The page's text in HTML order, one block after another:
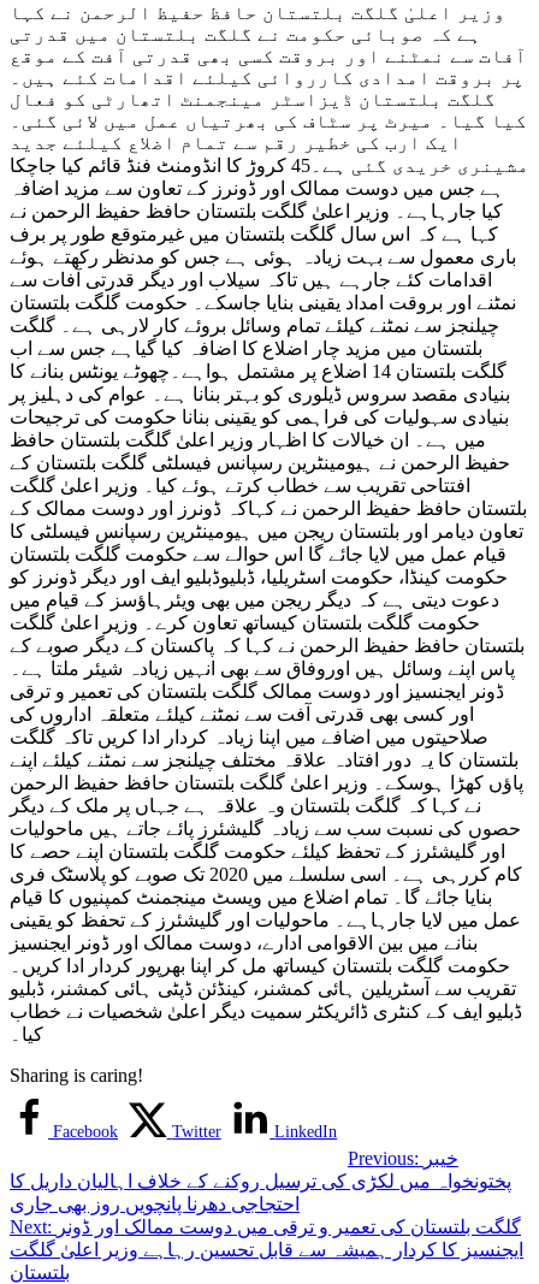
وزیر اعلیٰ گلگت بلتستان حافظ حفیظ الرحمن نے کہا
ہے کہ صوبائی حکومت نے گلگت بلتستان میں قدرتی
آفات سے نمٹنے اور بروقت کسی بھی قدرتی آفت کے موقع
پر بروقت امدادی کارروائی کیلئے اقدامات کئے ہیں۔
گلگت بلتستان ڈیزاسٹر مینجمنٹ اتھارٹی کو فعال
کیا گیا۔ میرٹ پر سٹاف کی بھرتیاں عمل میں لائی گئی۔
ایک ارب کی خطیر رقم سے تمام اضلاع کیلئے جدید
مشینری خریدی گئی ہے۔45 کروڑ کا انڈومنٹ فنڈ قائم کیا جاچکا
ہے جس میں دوست ممالک اور ڈونرز کے تعاون سے مزید اضافہ
کیا جارہاہے۔ وزیر اعلیٰ گلگت بلتستان حافظ حفیظ الرحمن نے
کہا ہے کہ اس سال گلگت بلتستان میں غیرمتوقع طور پر برف
باری معمول سے بہت زیادہ ہوئی ہے جس کو مدنظر رکھتے ہوئے
اقدامات کئے جارہے ہیں تاکہ سیلاب اور دیگر قدرتی آفات سے
نمٹنے اور بروقت امداد یقینی بنایا جاسکے۔ حکومت گلگت بلتستان
چیلنجز سے نمٹنے کیلئے تمام وسائل بروئے کار لارہی ہے۔ گلگت
بلتستان میں مزید چار اضلاع کا اضافہ کیا گیاہے جس سے اب
گلگت بلتستان 14 اضلاع پر مشتمل ہواہے۔چھوٹے یونٹس بنانے کا
بنیادی مقصد سروس ڈیلوری کو بہتر بنانا ہے۔ عوام کی دہلیز پر
بنیادی سہولیات کی فراہمی کو یقینی بنانا حکومت کی ترجیحات
میں ہے۔ ان خیالات کا اظہار وزیر اعلیٰ گلگت بلتستان حافظ
حفیظ الرحمن نے ہیومینٹرین رسپانس فیسلٹی گلگت بلتستان کے
افتتاحی تقریب سے خطاب کرتے ہوئے کیا۔ وزیر اعلیٰ گلگت
بلتستان حافظ حفیظ الرحمن نے کہاکہ ڈونرز اور دوست ممالک کے
تعاون دیامر اور بلتستان ریجن میں ہیومینٹرین رسپانس فیسلٹی کا
قیام عمل میں لایا جائے گا اس حوالے سے حکومت گلگت بلتستان
حکومت کینڈا، حکومت اسٹریلیا، ڈبلیوڈبلیو ایف اور دیگر ڈونرز کو
دعوت دیتی ہے کہ دیگر ریجن میں بھی ویئرہاؤسز کے قیام میں
حکومت گلگت بلتستان کیساتھ تعاون کرے۔ وزیر اعلیٰ گلگت
بلتستان حافظ حفیظ الرحمن نے کہا کہ پاکستان کے دیگر صوبے کے
پاس اپنے وسائل ہیں اوروفاق سے بھی انہیں زیادہ شیئر ملتا ہے۔
ڈونر ایجنسیز اور دوست ممالک گلگت بلتستان کی تعمیر و ترقی
اور کسی بھی قدرتی آفت سے نمٹنے کیلئے متعلقہ اداروں کی
صلاحیتوں میں اضافے میں اپنا زیادہ کردار ادا کریں تاکہ گلگت
بلتستان کا یہ دور افتادہ علاقہ مختلف چیلنجز سے نمٹنے کیلئے اپنے
پاؤں کھڑا ہوسکے۔ وزیر اعلیٰ گلگت بلتستان حافظ حفیظ الرحمن
نے کہا کہ گلگت بلتستان وہ علاقہ ہے جہاں پر ملک کے دیگر
حصوں کی نسبت سب سے زیادہ گلیشئرز پائے جاتے ہیں ماحولیات
اور گلیشئرز کے تحفظ کیلئے حکومت گلگت بلتستان اپنے حصے کا
کام کررہی ہے۔ اسی سلسلے میں 2020 تک صوبے کو پلاسٹک فری
بنایا جائے گا۔ تمام اضلاع میں ویسٹ مینجمنٹ کمپنیوں کا قیام
عمل میں لایا جارہاہے۔ ماحولیات اور گلیشئرز کے تحفظ کو یقینی
بنانے میں بین الاقوامی ادارے، دوست ممالک اور ڈونر ایجنسیز
حکومت گلگت بلتستان کیساتھ مل کر اپنا بھرپور کردار ادا کریں۔
تقریب سے آسٹریلین ہائی کمشنر، کینڈئن ڈپٹی ہائی کمشنر، ڈبلیو
ڈبلیو ایف کے کنٹری ڈائریکٹر سمیت دیگر اعلیٰ شخصیات نے خطاب
کیا۔
Sharing is caring!
Facebook Twitter LinkedIn
Previous:
پختونخواہ میں لکڑی کی ترسیل روکنے کے خلاف اہالیان داریل کا
احتجاجی دھرنا پانچویں روز بھی جاری
Next:
ایجنسیز کا کردار ہمیشہ سے قابل تحسین رہاہے وزیر اعلیٰ گلگت
بلتستان